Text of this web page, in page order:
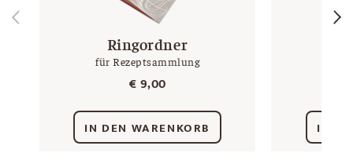
Ringordner
für Rezeptsammlung
€9,00
IN DEN WARENKORB IN